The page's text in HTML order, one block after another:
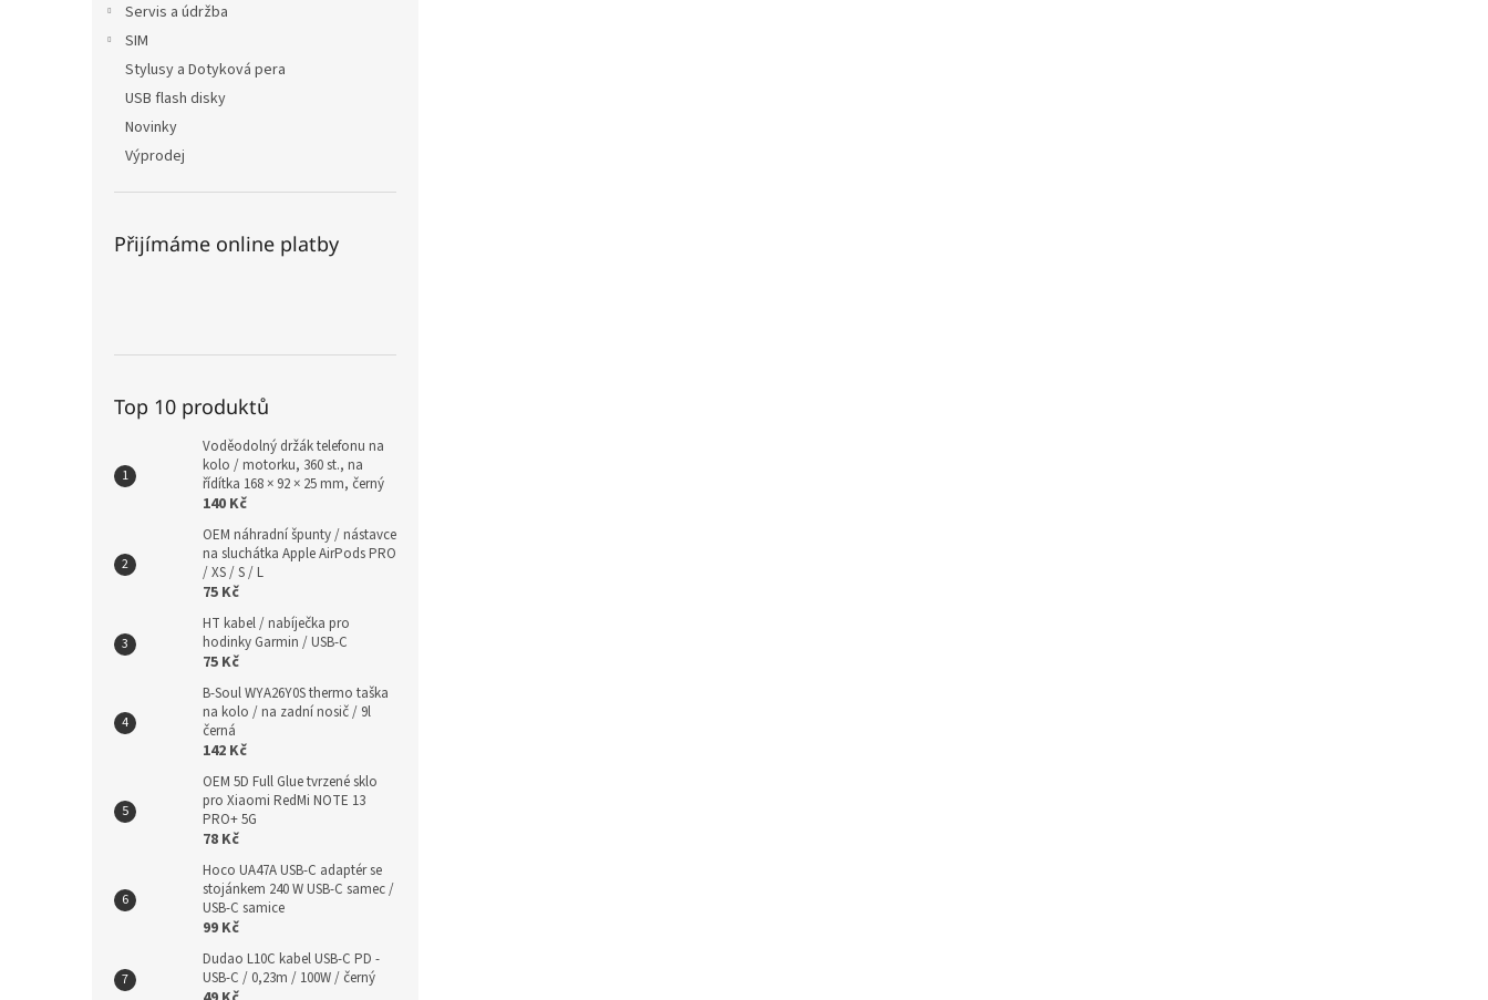
Servis a údržba
SIM
Stylusy a Dotyková pera
USB flash disky
Novinky
Výprodej
Přijímáme online platby
Top 10 produktů
Voděodolný držák telefonu na
kolo / motorku, 360 st., na
řídítka 168 × 92 × 25 mm, černý
140 Kč
OEM náhradní špunty / nástavce
na sluchátka Apple AirPods PRO
/ XS / S / L
75 Kč
HT kabel / nabíječka pro
hodinky Garmin / USB-C
75 Kč
B-Soul WYA26Y0S thermo taška
na kolo / na zadní nosič / 9l
černá
142 Kč
OEM 5D Full Glue tvrzené sklo
pro Xiaomi RedMi NOTE 13
PRO+ 5G
78 Kč
Hoco UA47A USB-C adaptér se
stojánkem 240 W USB-C samec /
USB-C samice
99 Kč
Dudao L10C kabel USB-C PD -
USB-C / 0,23m / 100W / černý